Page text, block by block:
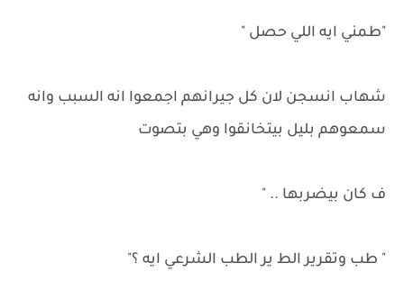
"طمني ايه اللي حصل "
شهاب انسجن لان كل جيرانهم اجمعوا انه السبب وانه
سمعوهم بليل بيتخانقوا وهي بتصوت
ف كان بيضربها .. "
" طب وتقرير الط ير الطب الشرعي ايه ؟"